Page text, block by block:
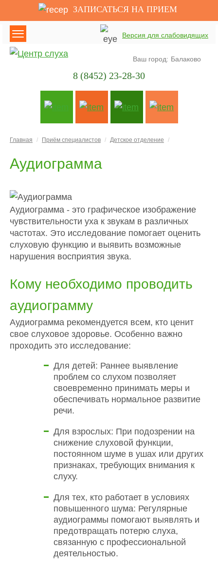
Главная Приём специалистов Детское отделение
Аудиограмма
Аудиограмма - это графическое изображение
чувствительности уха к звукам в различных
частотах. Это исследование помогает оценить
слуховую функцию и выявить возможные
нарушения восприятия звука.
Кому необходимо проводить
аудиограмму
Аудиограмма рекомендуется всем, кто ценит
свое слуховое здоровье. Особенно важно
проходить это исследование:
Для детей: Раннее выявление
проблем со слухом позволяет
своевременно принимать меры и
обеспечивать нормальное развитие
речи.
Для взрослых: При подозрении на
снижение слуховой функции,
постоянном шуме в ушах или других
признаках, требующих внимания к
слуху.
Для тех, кто работает в условиях
повышенного шума: Регулярные
аудиограммы помогают выявлять и
предотвращать потерю слуха,
связанную с профессиональной
деятельностью.
ЗАПИСАТЬСЯ НА ПРИЕМ
Ваш город: Балаково
8 (8452) 23-28-30
Версия для слабовидящих